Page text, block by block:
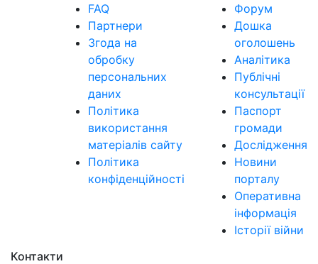
FAQ
Партнери
Згода на
обробку
персональних
даних
Політика
використання
матеріалів сайту
Політика
конфіденційності
Форум
Дошка
оголошень
Аналітика
Публічні
консультації
Паспорт
громади
Дослідження
Новини
порталу
Оперативна
інформація
Історії війни
Контакти